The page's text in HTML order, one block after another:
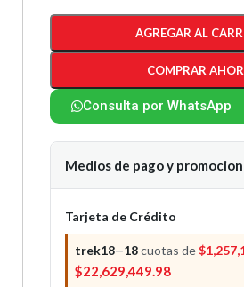
AGREGAR AL
COMPRAR
Consulta por WhatsApp
Medios de pago y
Tarjeta de Crédito
trek18—18cuotas de$
$22,629,449.98